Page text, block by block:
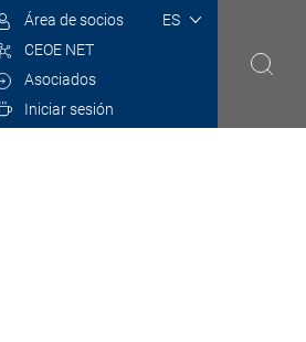
Select
Área de socios
CEOE NET
Asociados
Iniciar sesión